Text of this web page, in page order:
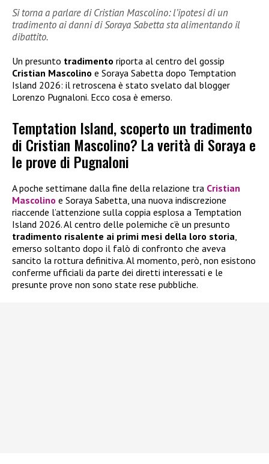
Si torna a parlare di Cristian Mascolino: l’ipotesi di un
tradimento ai danni di Soraya Sabetta sta alimentando il
dibattito.
Un presunto tradimento riporta al centro del gossip
Cristian Mascolino e Soraya Sabetta dopo Temptation
Island 2026: il retroscena è stato svelato dal blogger
Lorenzo Pugnaloni. Ecco cosa è emerso.
Temptation Island, scoperto un tradimento
di Cristian Mascolino? La verità di Soraya e
le prove di Pugnaloni
A poche settimane dalla fine della relazione tra Cristian
Mascolino e Soraya Sabetta, una nuova indiscrezione
riaccende l’attenzione sulla coppia esplosa a Temptation
Island 2026. Al centro delle polemiche c’è un presunto
tradimento risalente ai primi mesi della loro storia
emerso soltanto dopo il falò di confronto che aveva
sancito la rottura definitiva. Al momento, però, non esistono
conferme ufficiali da parte dei diretti interessati e le
presunte prove non sono state rese pubbliche.